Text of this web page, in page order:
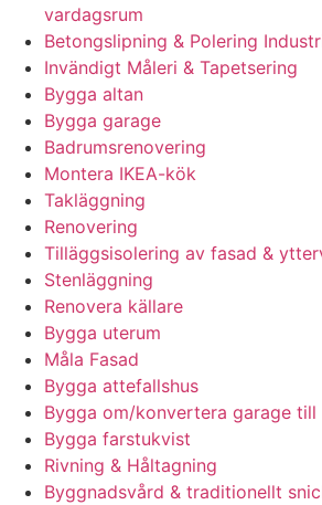
vardagsrum
Betongslipning & Polering
Invändigt Måleri & Tapetsering
Bygga altan
Bygga garage
Badrumsrenovering
Montera IKEA-kök
Takläggning
Renovering
Tilläggsisolering av fasad &
Stenläggning
Renovera källare
Bygga uterum
Måla Fasad
Bygga attefallshus
Bygga om/konvertera garage till
Bygga farstukvist
Rivning & Håltagning
Byggnadsvård & traditionellt